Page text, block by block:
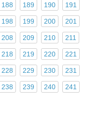
188 189 190 191
198 199 200 201
208 209 210 211
218 219 220 221
228 229 230 231
238 239 240 241